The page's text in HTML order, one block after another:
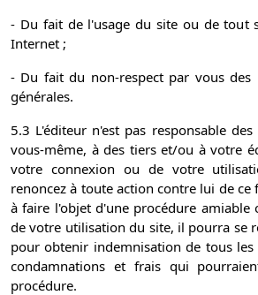
- Du fait de l'usage du site ou de tout
Internet ;
- Du fait du non-respect par vous des
générales.
5.3 L'éditeur n'est pas responsable
vous-même, à des tiers et/ou à votre
votre connexion ou de votre
renoncez à toute action contre lui de ce
à faire l'objet d'une procédure amiable
de votre utilisation du site, il pourra se
pour obtenir indemnisation de tous les
condamnations et frais qui
procédure.